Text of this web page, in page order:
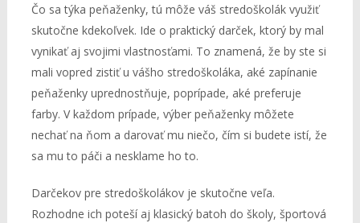
Čo sa týka peňaženky, tú môže váš stredoškolák využiť
skutočne kdekoľvek. Ide o praktický darček, ktorý by mal
vynikať aj svojimi vlastnosťami. To znamená, že by ste si
mali vopred zistiť u vášho stredoškoláka, aké zapínanie
peňaženky uprednostňuje, poprípade, aké preferuje
farby. V každom prípade, výber peňaženky môžete
nechať na ňom a darovať mu niečo, čím si budete istí, že
sa mu to páči a nesklame ho to.
Darčekov pre stredoškolákov je skutočne veľa.
Rozhodne ich poteší aj klasický batoh do školy, športová